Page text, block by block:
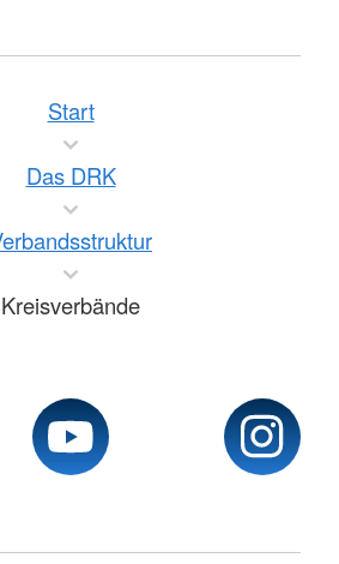
Start
Das DRK
Kreisverbände